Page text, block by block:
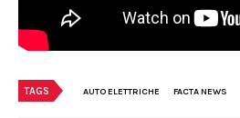
TAGS AUTO ELETTRICHE FACTA NEWS